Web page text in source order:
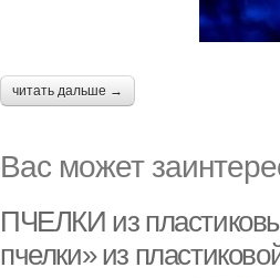
читать дальше →
Вас может
ПЧЕЛКИ из
пчелки» из